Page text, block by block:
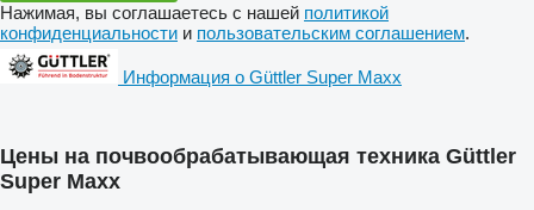
Нажимая, вы соглашаетесь с нашей политикой
конфиденциальности и пользовательским соглашением.
Информация о Güttler Super Maxx
Цены на почвообрабатывающая техника Güttler
Super Maxx